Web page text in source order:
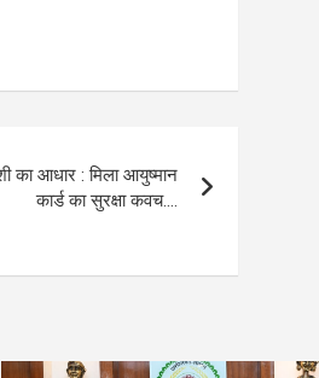
का आधार : मिला आयुष्मान
कार्ड का सुरक्षा कवच….